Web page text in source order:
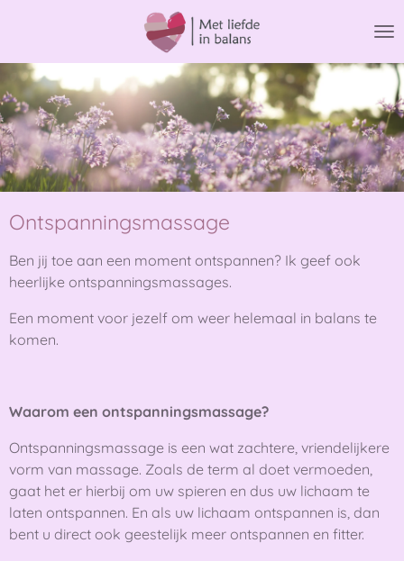
naar
de
hoofdinhoud
Ontspanningsmassage
Ben jij toe aan een moment ontspannen? Ik geef ook
heerlijke ontspanningsmassages.
Een moment voor jezelf om weer helemaal in balans te
komen.
Waarom een ontspanningsmassage?
Ontspanningsmassage is een wat zachtere, vriendelijkere
vorm van massage. Zoals de term al doet vermoeden,
gaat het er hierbij om uw spieren en dus uw lichaam te
laten ontspannen. En als uw lichaam ontspannen is, dan
bent u direct ook geestelijk meer ontspannen en fitter.